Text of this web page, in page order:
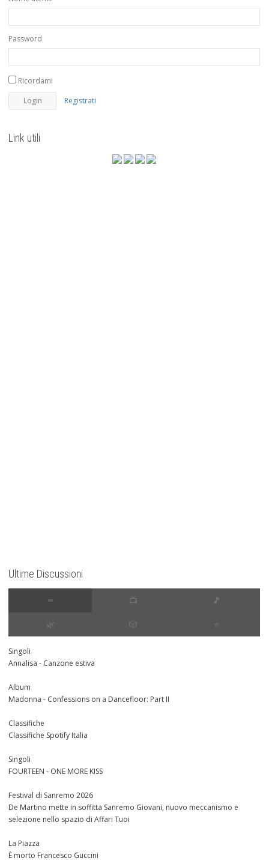
Password
Ricordami
Registrati
Link utili
Ultime Discussioni
∞ 📺 🎵
🌿 🎲 ⭐️
Singoli
Annalisa - Canzone estiva
Album
Madonna - Confessions on a Dancefloor: Part II
Classifiche
Classifiche Spotify Italia
Singoli
FOURTEEN - ONE MORE KISS
Festival di Sanremo 2026
De Martino mette in soffitta Sanremo Giovani, nuovo meccanismo e
selezione nello spazio di Affari Tuoi
La Piazza
È morto Francesco Guccini